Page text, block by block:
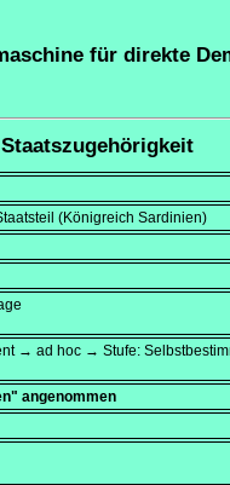
für direkte
(Königreich Sardinien)
→ ad hoc → Stufe:
angenommen